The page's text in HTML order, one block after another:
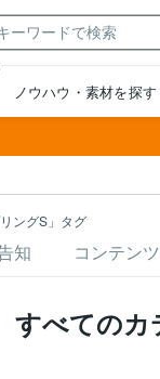
リングS」タグ
知 コンテン
すべてのカ